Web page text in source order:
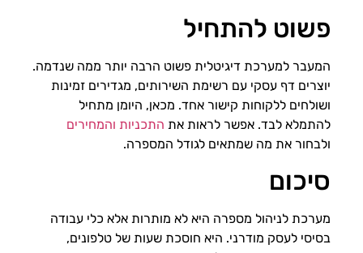
פשוט להתחיל
המעבר למערכת דיגיטלית פשוט הרבה יותר ממה שנדמה.
יוצרים דף עסקי עם רשימת השירותים, מגדירים זמינות
ושולחים ללקוחות קישור אחד. מכאן, היומן מתחיל
להתמלא לבד. אפשר לראות את התכניות והמחירים
ולבחור את מה שמתאים לגודל המספרה.
סיכום
מערכת לניהול מספרה היא לא מותרות אלא כלי עבודה
בסיסי לעסק מודרני. היא חוסכת שעות של טלפונים,